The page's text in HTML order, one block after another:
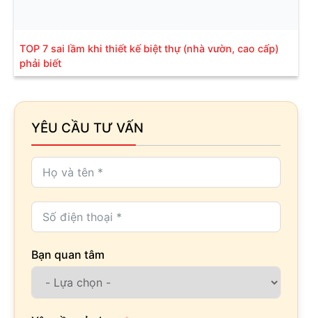
TOP 7 sai lầm khi thiết kế biệt thự (nhà vườn, cao cấp)
phải biết
YÊU CẦU TƯ VẤN
Bạn quan tâm